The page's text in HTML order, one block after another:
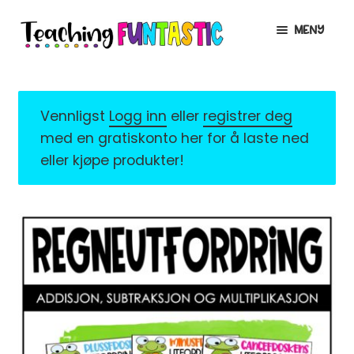
Hopp
til
Hopp
til
MENY
UNDERMENY
MIN KONTO
UNDERMENY
LISENSER
UTVID
UNDERMENY
TIPSHJØRNET
KURS
Vennligst Logg inn eller registrer deg
med en gratiskonto her for å laste ned
eller kjøpe produkter!